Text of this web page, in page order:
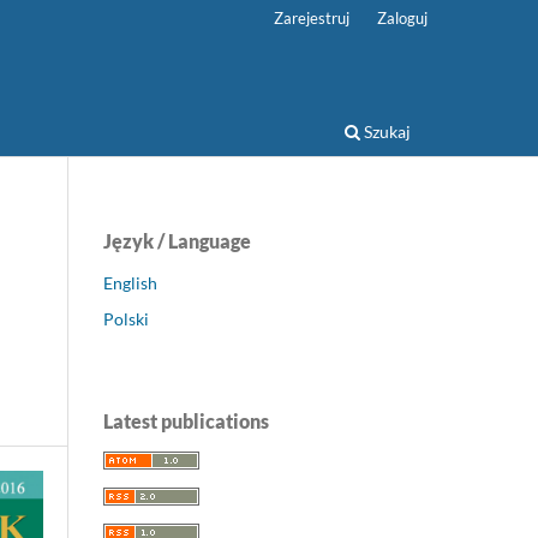
Szukaj
Zarejestruj Zaloguj
Język / Language
English
Polski
Latest publications